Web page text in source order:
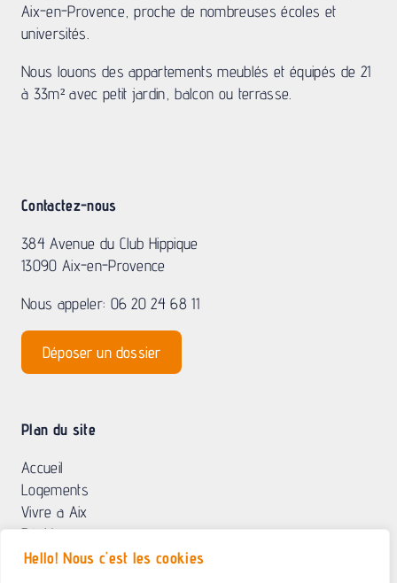
Hello! Nous c'est les cookies
Contactez-nous
Nous appeler: 06 20 24 68 11
Déposer un dossier
Accueil
Résidence
href="https://www.residence384.fr/politique-de-confidentialite"Politique de confidentialité |
Création :Agence Globellie